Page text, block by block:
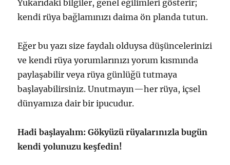
Yukarıdaki bilgiler, genel eğilimleri gösterir;
kendi rüya bağlamınızı daima ön planda tutun.
Eğer bu yazı size faydalı olduysa düşüncelerinizi
ve kendi rüya yorumlarınızı yorum kısmında
paylaşabilir veya rüya günlüğü tutmaya
başlayabilirsiniz. Unutmayın—her rüya, içsel
dünyamıza dair bir ipucudur.
Hadi başlayalım: Gökyüzü rüyalarınızla bugün
kendi yolunuzu keşfedin!